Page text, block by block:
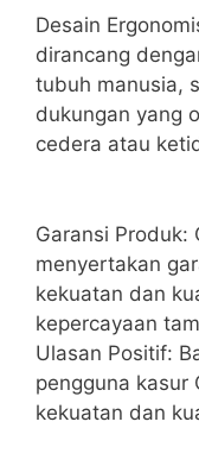
Desain
dirancang
tubuh manusia,
dukungan yang
cedera atau
Garansi Produk:
menyertakan
kekuatan dan
kepercayaan
Ulasan Positif:
pengguna kasur
kekuatan dan